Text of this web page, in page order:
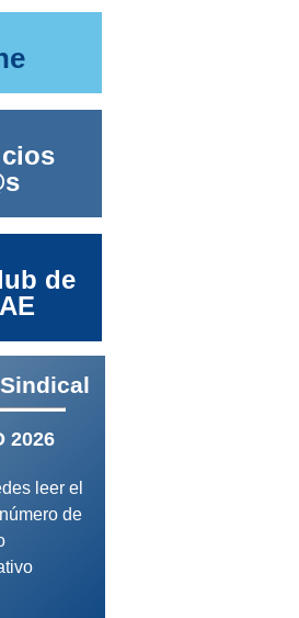
de
2026
leer el
de